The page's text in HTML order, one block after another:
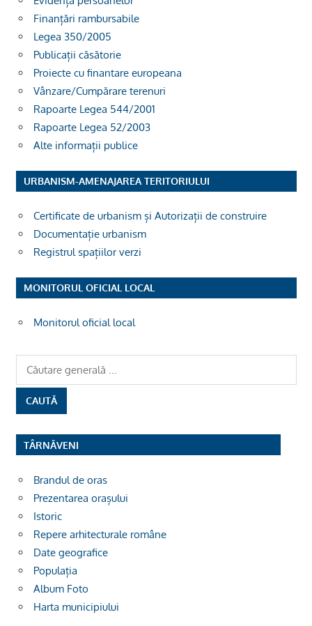
Finanțări rambursabile
Legea 350/2005
Publicații căsătorie
Proiecte cu finantare europeana
Vânzare/Cumpărare terenuri
Rapoarte Legea 544/2001
Rapoarte Legea 52/2003
Alte informații publice
URBANISM-AMENAJAREA TERITORIULUI
Certificate de urbanism și Autorizații de construire
Documentație urbanism
Registrul spațiilor verzi
MONITORUL OFICIAL LOCAL
Monitorul oficial local
TÂRNĂVENI
Brandul de oras
Prezentarea orașului
Istoric
Repere arhitecturale române
Date geografice
Populația
Album Foto
Harta municipiului